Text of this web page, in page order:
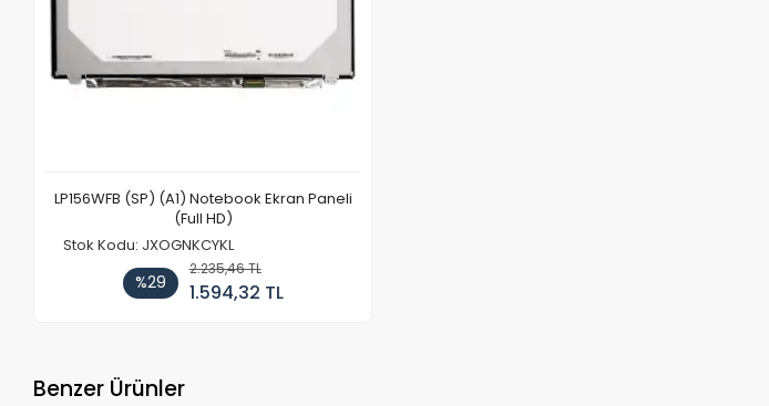
LP156WFB (SP) (A1) Notebook Ekran Paneli
(Full HD)
Stok Kodu: JXOGNKCYKL
%29
2.235,46 TL
1.594,32 TL
Benzer Ürünler